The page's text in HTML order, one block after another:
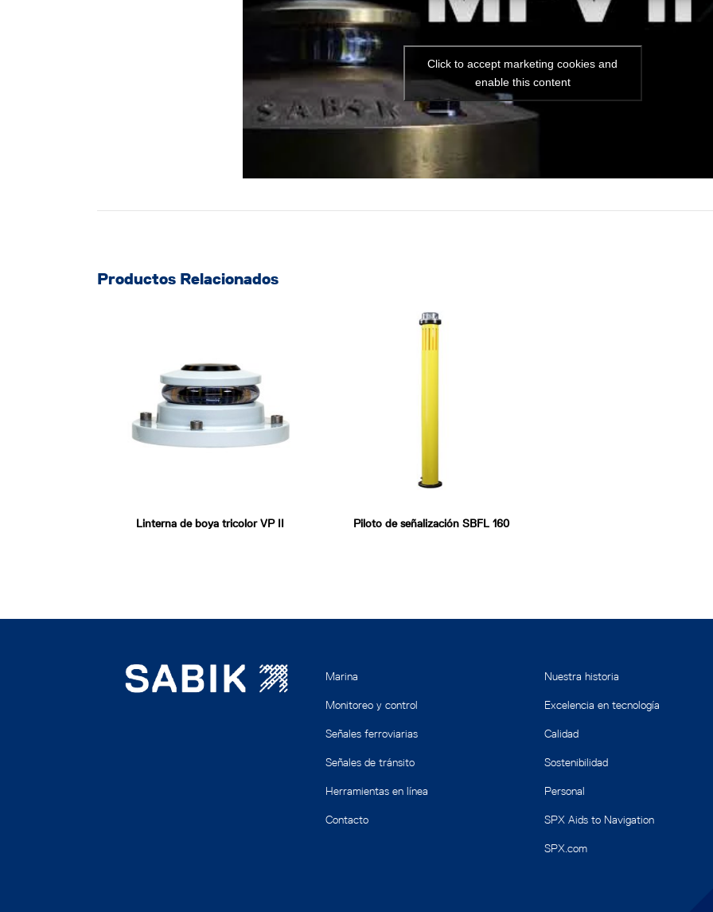
Click to accept marketing cookies and
enable this content
Productos Relacionados
Linterna de boya tricolor VP II Piloto de señalización SBFL 160
Marina
Monitoreo y control
Señales ferroviarias
Señales de tránsito
Herramientas en línea
Contacto
Nuestra historia
Excelencia en tecnología
Calidad
Sostenibilidad
Personal
SPX Aids to Navigation
SPX.com